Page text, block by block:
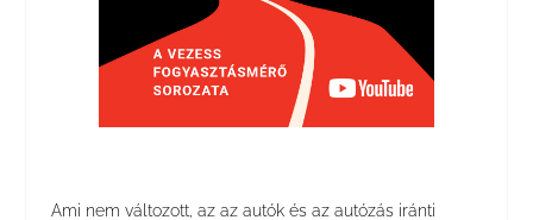
Ami nem változott, az az autók és az autózás iránti